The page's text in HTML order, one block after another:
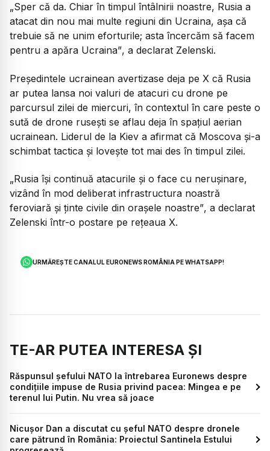
„Sper că da. Chiar în timpul întâlnirii noastre, Rusia a
atacat din nou mai multe regiuni din Ucraina, așa că
trebuie să ne unim eforturile; asta încercăm să facem
pentru a apăra Ucraina”, a declarat Zelenski.
Președintele ucrainean avertizase deja pe X că Rusia
ar putea lansa noi valuri de atacuri cu drone pe
parcursul zilei de miercuri, în contextul în care peste o
sută de drone rusești se aflau deja în spațiul aerian
ucrainean. Liderul de la Kiev a afirmat că Moscova și-a
schimbat tactica și lovește tot mai des în timpul zilei.
„Rusia își continuă atacurile și o face cu nerușinare,
vizând în mod deliberat infrastructura noastră
feroviară și ținte civile din orașele noastre”, a declarat
Zelenski într-o postare pe rețeaua X.
URMĂREȘTE CANALUL EURONEWS ROMÂNIA PE WHATSAPP!
TE-AR PUTEA INTERESA ȘI
Răspunsul șefului NATO la întrebarea Euronews despre
condițiile impuse de Rusia privind pacea: Mingea e pe
terenul lui Putin. Nu vrea să joace
Nicușor Dan a discutat cu șeful NATO despre dronele
care pătrund în România: Proiectul Santinela Estului